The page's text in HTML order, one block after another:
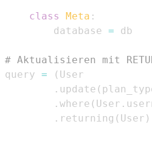
class Meta :
        database
=
# Aktualisieren mit
query = (
. update (
. where ( User .
. returning ( User )